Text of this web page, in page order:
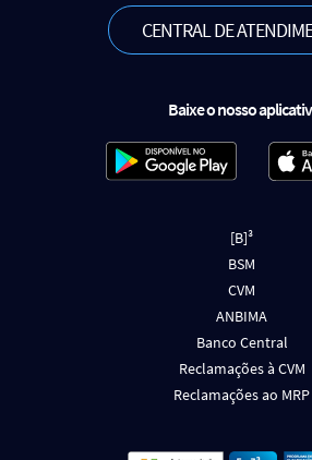
CENTRAL DE
Baixe o nosso
[B]³
BSM
CVM
ANBIMA
Banco Central
Reclamações à CVM
Reclamações ao MRP